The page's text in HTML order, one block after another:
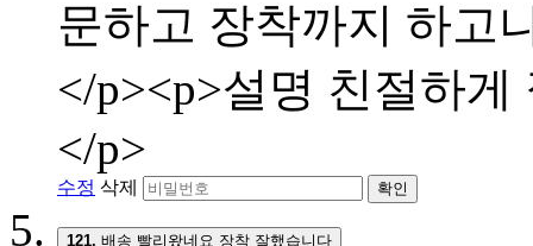
문하고 장착까지 하고
</p><p>설명 친절하
</p>
수정 삭제 확인
121. 배송 빨리왔네요 장착 잘했습니다